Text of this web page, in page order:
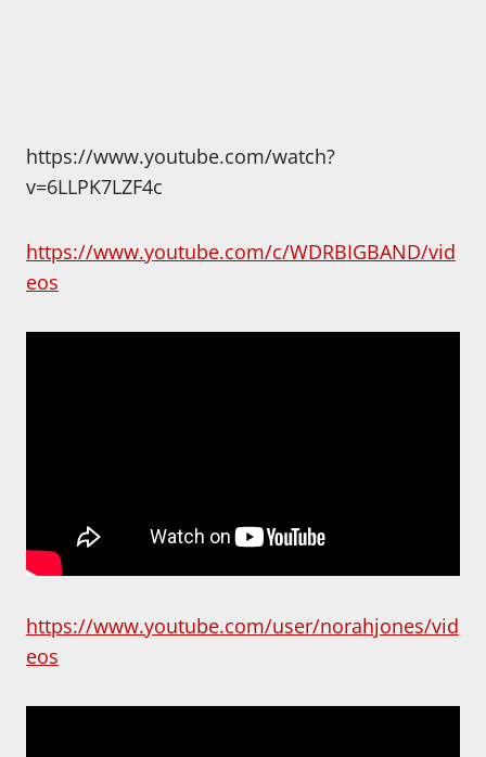
https://www.youtube.com/watch?
v=6LLPK7LZF4c
https://www.youtube.com/c/WDRBIGBAND/vid
eos
https://www.youtube.com/user/norahjones/vid
eos